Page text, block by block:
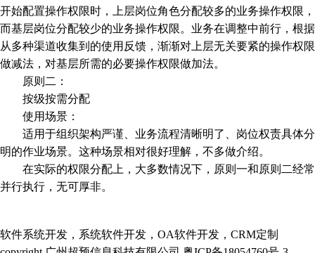
开始配置操作权限时，上层岗位角色分配较多的业务操作权限，
而基层岗位分配较少的业务操作权限。业务在调整中前行，根据
从多种渠道收集到的使用反馈，渐渐对上层无关要紧的操作权限
做减法，对基层所需的必要操作权限做加法。
原则二：
按级按需分配
使用场景：
适用于组织架构严谨、业务流程清晰明了、岗位权责具体分
明的作业场景。这种场景相对很好理解，不多做介绍。
在实际的权限分配上，大多数情况下，原则一和原则二经常
并行执行，无可厚非。
软件系统开发，系统软件开发，OA软件开发，CRM定制